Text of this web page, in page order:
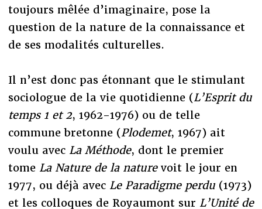
toujours mêlée d’imaginaire, pose la
question de la nature de la connaissance et
de ses modalités culturelles.
Il n’est donc pas étonnant que le stimulant
sociologue de la vie quotidienne (L’Esprit du
temps 1 et 2, 1962-1976) ou de telle
commune bretonne (Plodemet, 1967) ait
voulu avec La Méthode, dont le premier
tome La Nature de la naturevoit le jour en
1977, ou déjà avec Le Paradigme perdu (1973)
et les colloques de Royaumont sur L’Unité de